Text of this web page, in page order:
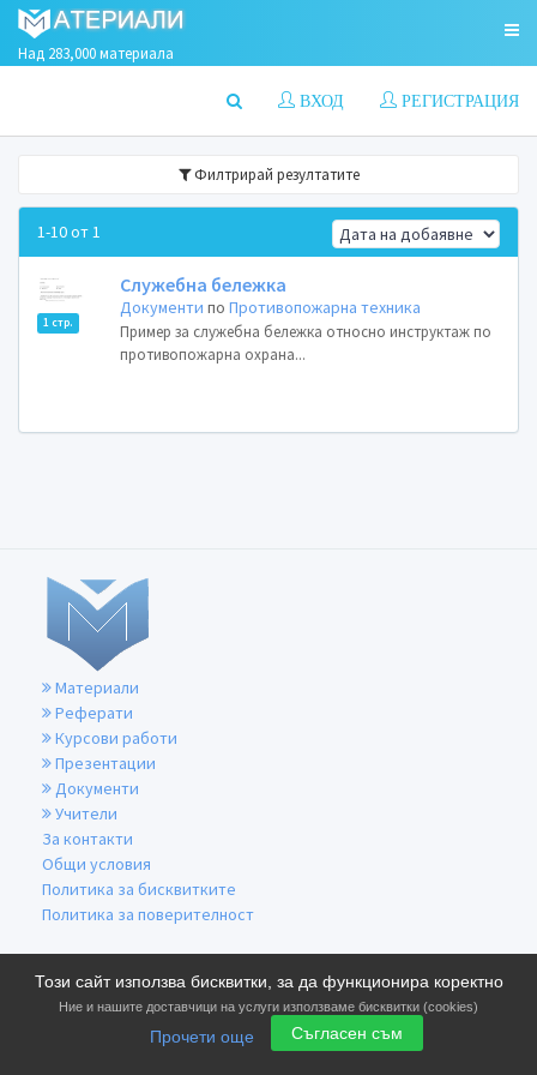
Над 283,000 материала
РЕГИСТРАЦИЯ
ВХОД
Филтрирай резултатите
1-10 от 1
1 стр.
Служебна бележка
Документи поПротивопожарна техника
Пример за служебна бележка относно инструктаж по
противопожарна охрана...
Този сайт използва бисквитки, за да функционира коректно
Ние и нашите доставчици на услуги използваме бисквитки (cookies)
Прочети още Съгласен съм
Материали
Реферати
Курсови работи
Презентации
Документи
Учители
За контакти
Общи условия
Политика за бисквитките
Политика за поверителност